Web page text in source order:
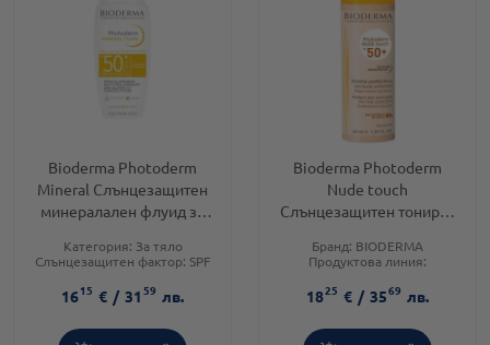
Bioderma Photoderm
Mineral Слънцезащитен
минералален флуид за
SPF50+ 75 гр
Категория: За тяло
Слънцезащитен фактор: SPF
Тип козметика:
Дермокозметика
1615 € / 3159 лв.
Bioderma Photoderm
Nude touch
Слънцезащитен тониран
цвят 40 мл
Бранд: BIODERMA
Продуктова линия:
Форма на продукта:крем
1825 € / 3569 лв.